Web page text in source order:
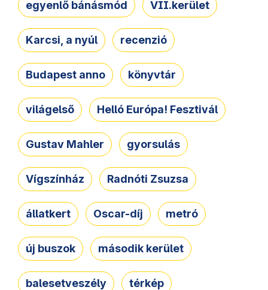
egyenlő bánásmód VII.kerület
Karcsi, a nyúl recenzió
Budapest anno könyvtár
világelső Helló Európa! Fesztivál
Gustav Mahler gyorsulás
Vígszínház Radnóti Zsuzsa
állatkert Oscar-díj metró
új buszok második kerület
balesetveszély térkép